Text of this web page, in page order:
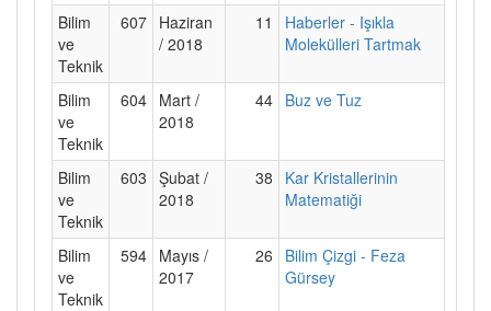
Bilim
ve
Teknik
607 Haziran
/ 2018
11
Haberler - Işıkla
Molekülleri Tartmak
Bilim
ve
Teknik
604 Mart /
2018
44 Buz ve Tuz
Bilim
ve
Teknik
603 Şubat /
2018
38
Kar Kristallerinin
Matematiği
Bilim
ve
Teknik
594 Mayıs /
2017
26
Bilim Çizgi - Feza
Gürsey